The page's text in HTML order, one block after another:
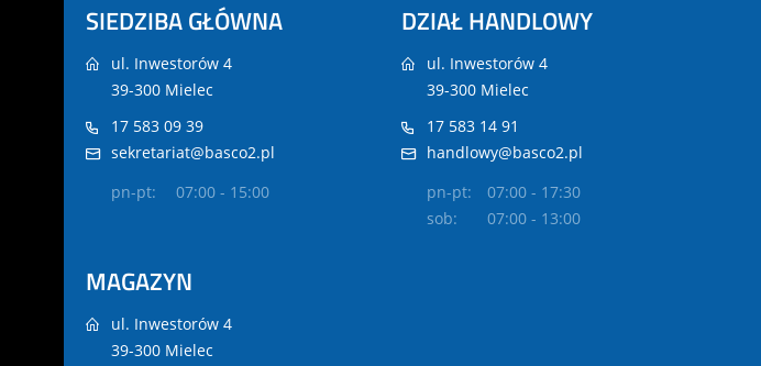
SIEDZIBA GŁÓWNA
ul. Inwestorów 4
39-300 Mielec
17 583 09 39
sekretariat@basco2.pl
pn-pt:
07:00 - 15:00
DZIAŁ HANDLOWY
ul. Inwestorów 4
39-300 Mielec
17 583 14 91
handlowy@basco2.pl
pn-pt:
07:00 - 17:30
sob:
07:00 - 13:00
MAGAZYN
ul. Inwestorów 4
39-300 Mielec